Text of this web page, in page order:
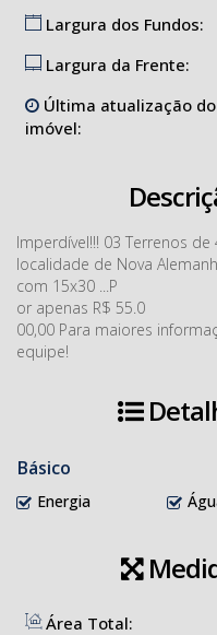
Largura dos Fundos:
Largura da Frente:
Última atualização do
imóvel:
Imperdível!!! 03 Terrenos
localidade de Nova
com 15x30 ...P
or apenas R$ 55.0
00,00 Para maiores
equipe!
Básico
Energia
Área Total: